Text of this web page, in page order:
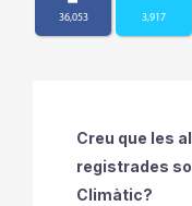
36,053 3,917
Creu que les
registrades
Climàtic?